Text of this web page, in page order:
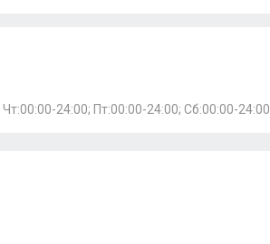
24:00; Пт:00:00-24:00; Сб:00:00-